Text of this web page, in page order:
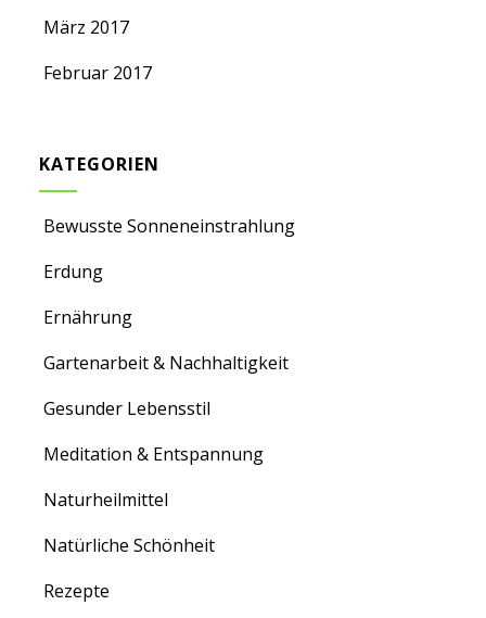
März 2017
Februar 2017
KATEGORIEN
Bewusste Sonneneinstrahlung
Erdung
Ernährung
Gartenarbeit & Nachhaltigkeit
Gesunder Lebensstil
Meditation & Entspannung
Naturheilmittel
Natürliche Schönheit
Rezepte